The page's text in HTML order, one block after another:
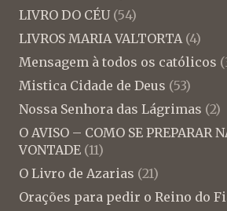
LIVRO DO CÉU (54)
LIVROS MARIA VALTORTA (4)
Mensagem à todos os católicos
Mistica Cidade de Deus (53)
Nossa Senhora das Lágrimas (2)
O AVISO – COMO SE PREPARAR
VONTADE (11)
O Livro de Azarias (21)
Orações para pedir o Reino do